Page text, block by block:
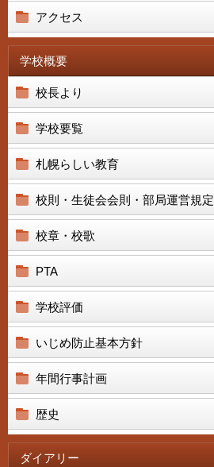
アクセス
学校概要
校長より
学校要覧
札幌らしい教育
校則・生徒会会則・部局運営規定
校章・校歌
PTA
学校評価
いじめ防止基本方針
年間行事計画
歴史
ダイアリー